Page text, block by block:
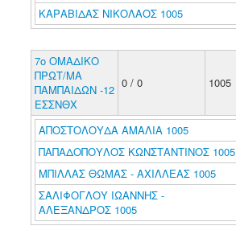
ΚΑΡΑΒΙΔΑΣ ΝΙΚΟΛΑΟΣ 1005
7ο ΟΜΑΔΙΚΟ
ΠΡΩΤ/ΜΑ
ΠΑΜΠΑΙΔΩΝ -12
ΕΣΣΝΘΧ
0 / 0 1005
ΑΠΟΣΤΟΛΟΥΔΑ ΑΜΑΛΙΑ 1005
ΠΑΠΑΔΟΠΟΥΛΟΣ ΚΩΝΣΤΑΝΤΙΝΟΣ 1005
ΜΠΙΛΛΑΣ ΘΩΜΑΣ - ΑΧΙΛΛΕΑΣ 1005
ΣΑΛΙΦΟΓΛΟΥ ΙΩΑΝΝΗΣ -
ΑΛΕΞΑΝΔΡΟΣ 1005